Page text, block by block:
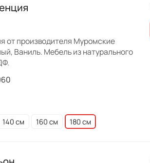
от производителя Муромские
Ваниль. Мебель из натурального
140 см 160 см 180 см